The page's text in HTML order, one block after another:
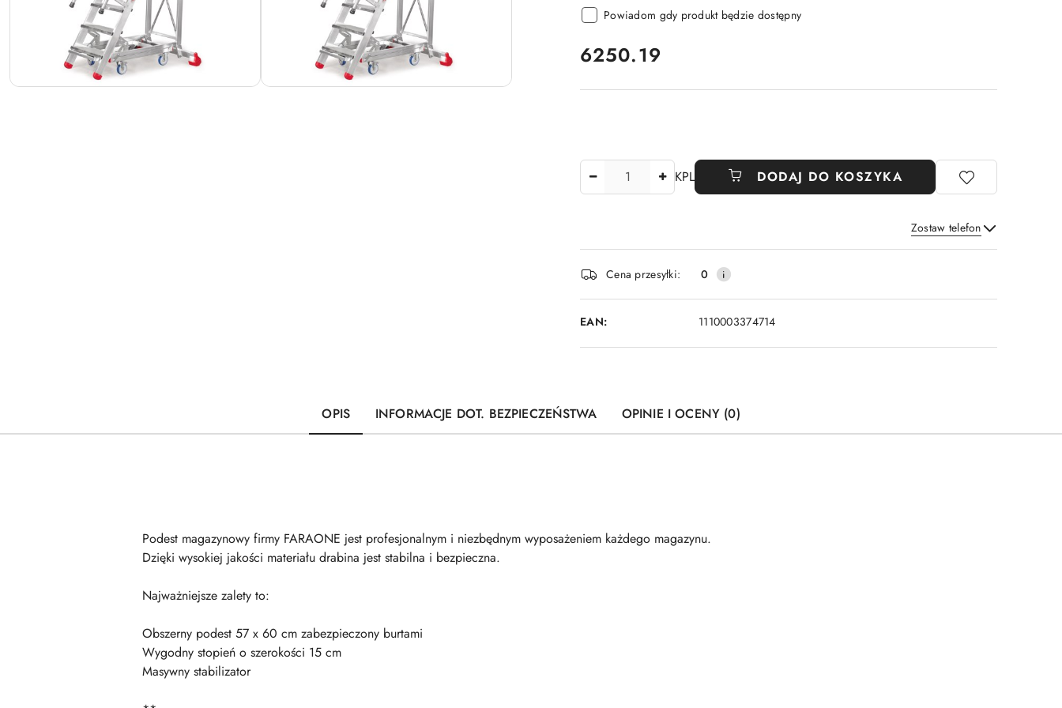
Powiadom gdy produkt będzie dostępny
cena:
6250.19
KPL DODAJ DO KOSZYKA
Zostaw telefon
Wyślij
Dostępność
i
dostawa
Cena przesyłki: 0
EAN: 1110003374714
OPIS INFORMACJE DOT. BEZPIECZEŃSTWA OPINIE I OCENY (0)
Podest magazynowy firmy FARAONE jest profesjonalnym i niezbędnym wyposażeniem każdego magazynu.
Dzięki wysokiej jakości materiału drabina jest stabilna i bezpieczna.
Najważniejsze zalety to:
Obszerny podest 57 x 60 cm zabezpieczony burtami
Wygodny stopień o szerokości 15 cm
Masywny stabilizator